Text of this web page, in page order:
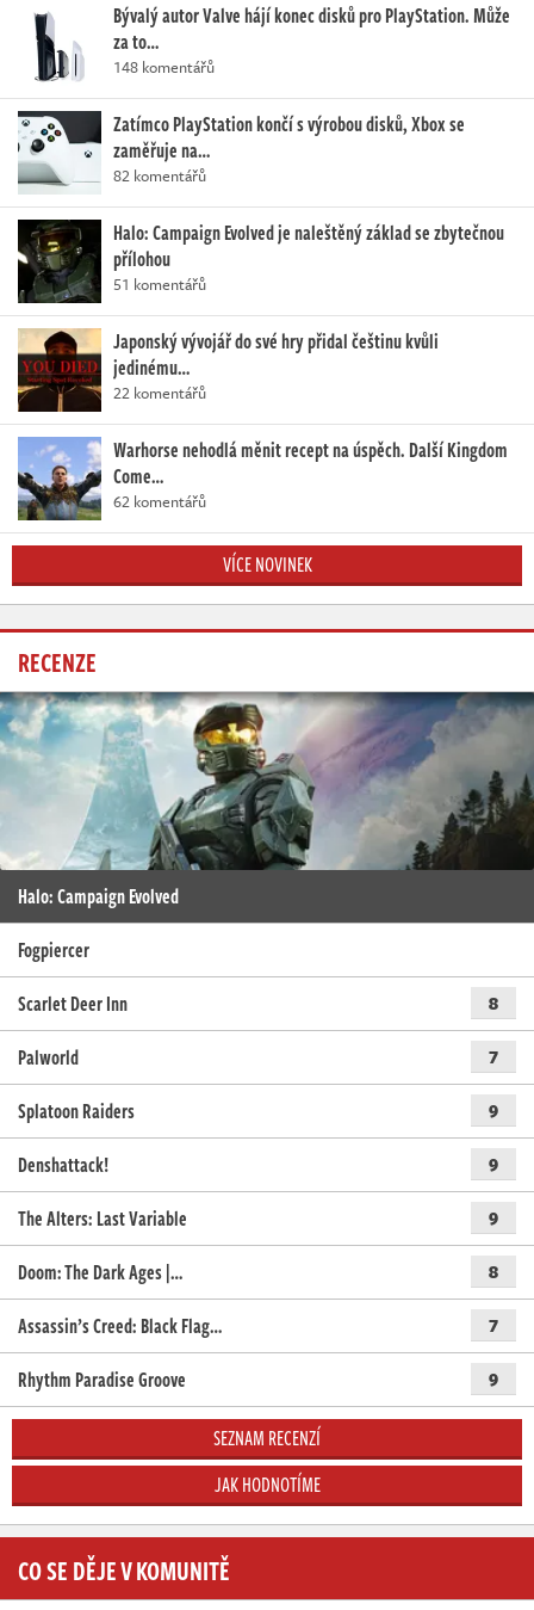
Bývalý autor Valve hájí konec disků pro PlayStation. Může
za to…
148 komentářů
Zatímco PlayStation končí s výrobou disků, Xbox se
zaměřuje na…
82 komentářů
Halo: Campaign Evolved je naleštěný základ se zbytečnou
přílohou
51 komentářů
Japonský vývojář do své hry přidal češtinu kvůli
jedinému…
22 komentářů
Warhorse nehodlá měnit recept na úspěch. Další Kingdom
Come…
62 komentářů
VÍCE NOVINEK
RECENZE
Halo: Campaign Evolved
Fogpiercer
Scarlet Deer Inn
8
Palworld 7
Splatoon Raiders 9
Denshattack! 9
The Alters: Last Variable 9
Doom: The Dark Ages |… 8
Assassin’s Creed: Black Flag… 7
Rhythm Paradise Groove 9
SEZNAM RECENZÍ
JAK HODNOTÍME
CO SE DĚJE V KOMUNITĚ